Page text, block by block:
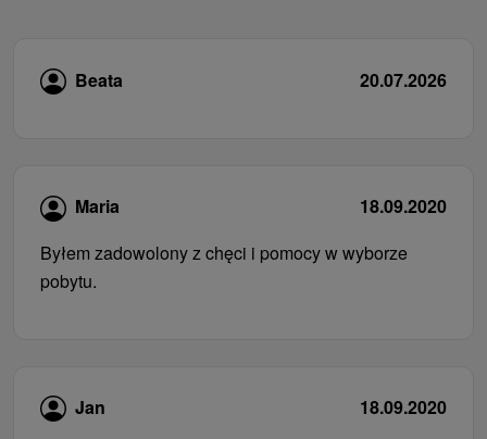
Beata 20.07.2026
Maria
18.09.2020
Byłem zadowolony z chęci i pomocy w wyborze
pobytu.
Jan
18.09.2020